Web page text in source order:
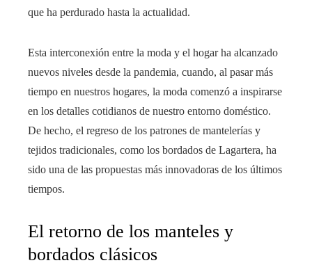
que ha perdurado hasta la actualidad.
Esta interconexión entre la moda y el hogar ha alcanzado
nuevos niveles desde la pandemia, cuando, al pasar más
tiempo en nuestros hogares, la moda comenzó a inspirarse
en los detalles cotidianos de nuestro entorno doméstico.
De hecho, el regreso de los patrones de mantelerías y
tejidos tradicionales, como los bordados de Lagartera, ha
sido una de las propuestas más innovadoras de los últimos
tiempos.
El retorno de los manteles y
bordados clásicos